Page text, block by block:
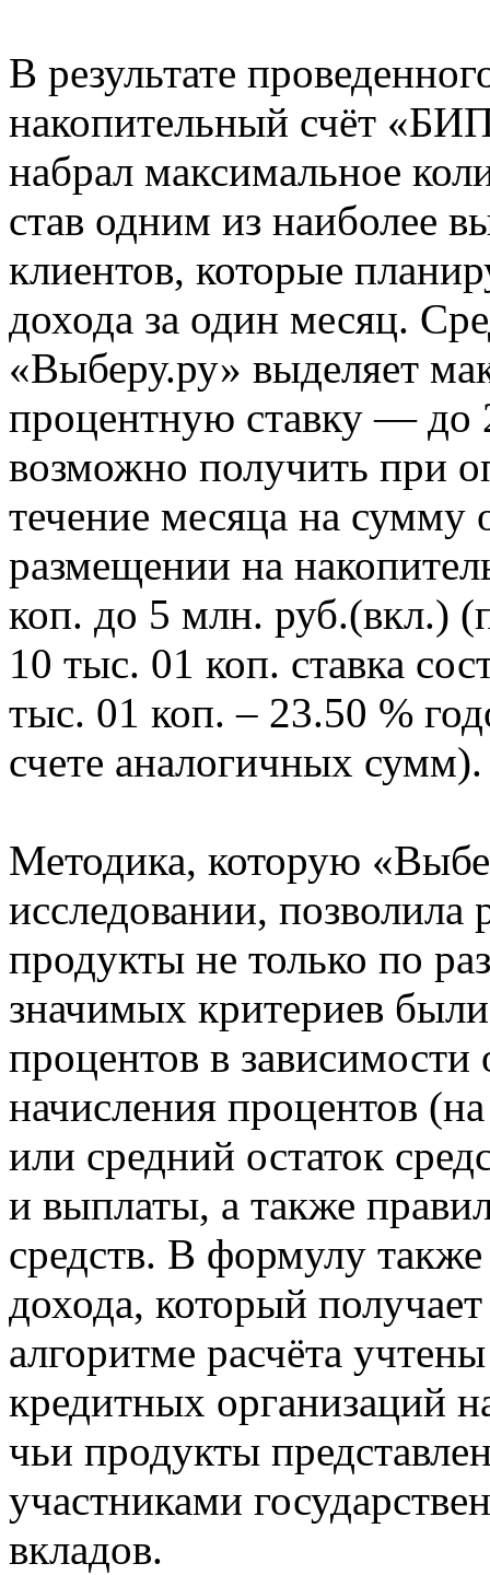
В результате
накопительный счёт
набрал максимальное
став одним из наиболее
клиентов, которые
дохода за один месяц.
«Выберу.ру» выделяет
процентную ставку — до
возможно получить при
течение месяца на сумму
размещении на
коп. до 5 млн. руб.(вкл.)
10 тыс. 01 коп. ставка
тыс. 01 коп. – 23.50 %
счете аналогичных сумм).
Методика, которую
исследовании, позволила
продукты не только по
значимых критериев
процентов в
начисления процентов
или средний остаток
и выплаты, а также
средств. В формулу
дохода, который
алгоритме расчёта
кредитных организаций
чьи продукты
участниками
вкладов.